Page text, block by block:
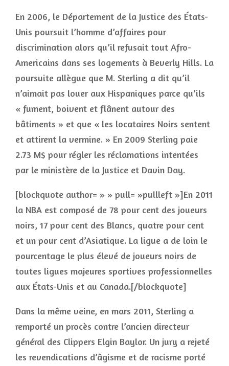
En 2006, le Département de la Justice des États-
Unis poursuit l’homme d’affaires pour
discrimination alors qu’il refusait tout Afro-
Americains dans ses logements à Beverly Hills. La
poursuite allègue que M. Sterling a dit qu’il
n’aimait pas louer aux Hispaniques parce qu’ils
« fument, boivent et flânent autour des
bâtiments » et que « les locataires Noirs sentent
et attirent la vermine. » En 2009 Sterling paie
2.73 M$ pour régler les réclamations intentées
par le ministère de la Justice et Davin Day.
[blockquote author= » » pull= »pullleft »]En 2011
la NBA est composé de 78 pour cent des joueurs
noirs, 17 pour cent des Blancs, quatre pour cent
et un pour cent d’Asiatique. La ligue a de loin le
pourcentage le plus élevé de joueurs noirs de
toutes ligues majeures sportives professionnelles
aux États-Unis et au Canada.[/blockquote]
Dans la même veine, en mars 2011, Sterling a
remporté un procès contre l’ancien directeur
général des Clippers Elgin Baylor. Un jury a rejeté
les revendications d’âgisme et de racisme porté